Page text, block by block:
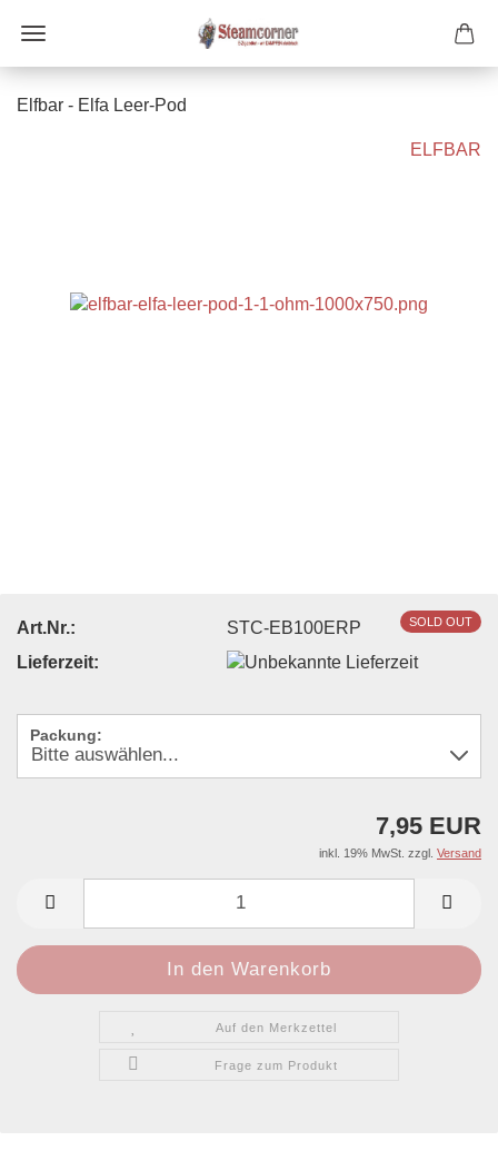
Elfbar - Elfa Leer-Pod
ELFBAR
SOLD OUT
Art.Nr.:
STC-EB100ERP
Lieferzeit:
Packung:
7,95 EUR
inkl. 19% MwSt. zzgl. Versand
Auf den Merkzettel
Frage zum Produkt